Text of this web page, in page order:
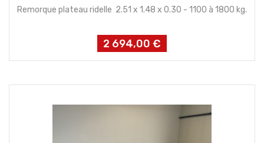
Remorque plateau ridelle 2.51 x 1.48 x 0.30 - 1100 à 1800 kg.
Prix
2 694,00 €